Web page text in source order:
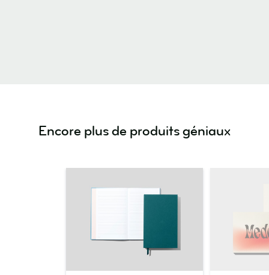
Encore plus de produits géniaux